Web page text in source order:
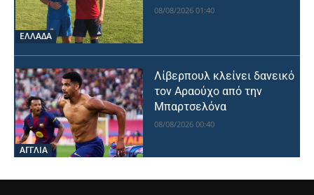
ΕΛΛΑΔΑ
08/08/2026 01:40
ΑΓΓΛΙΑ
Λίβερπουλ κλείνει δανεικό
τον Αραούχο από την
Μπαρτσελόνα
08/08/2026 00:40